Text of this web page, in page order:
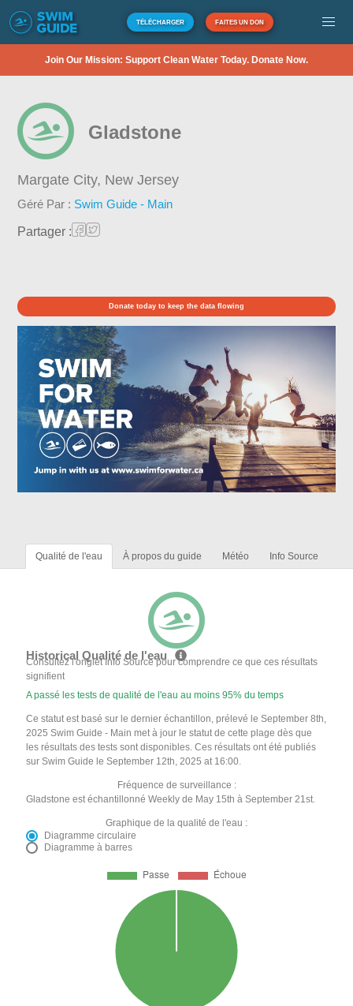
TÉLÉCHARGER FAITES UN DON
Join Our Mission: Support Clean Water Today. Donate Now.
Gladstone
Margate City, New Jersey
Géré Par : Swim Guide - Main
Partager :
Donate today to keep the data flowing
Qualité de l'eau À propos du guide Météo Info Source
Historical Qualité de l'eau
Consultez l'onglet Info Source pour comprendre ce que ces résultats
signifient
A passé les tests de qualité de l'eau au moins 95% du temps
Ce statut est basé sur le dernier échantillon, prélevé le September 8th,
2025 Swim Guide - Main met à jour le statut de cette plage dès que
les résultats des tests sont disponibles. Ces résultats ont été publiés
sur Swim Guide le September 12th, 2025 at 16:00.
Fréquence de surveillance :
Gladstone est échantillonné Weekly de May 15th à September 21st.
Graphique de la qualité de l'eau :
Diagramme circulaire
Diagramme à barres